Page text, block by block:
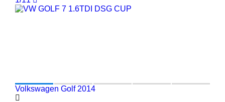
Volkswagen Golf 2014